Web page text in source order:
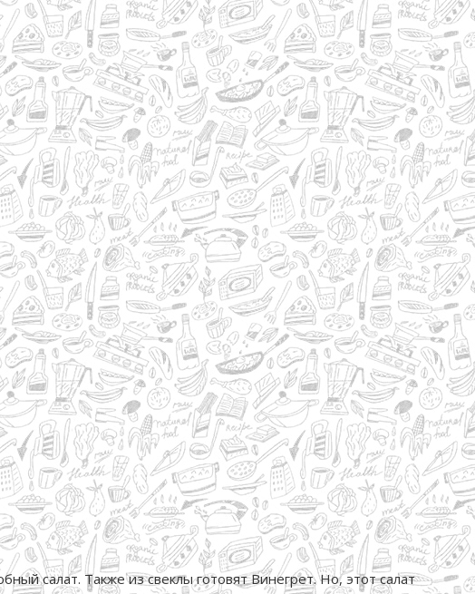
салат. Также из свеклы готовят Винегрет. Но, этот салат